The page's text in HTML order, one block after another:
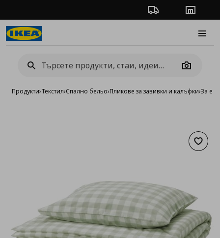
Проследяване на
Camera
Продукти›Текстил›Спално бельо›Пликове за завивки и калъфки›За